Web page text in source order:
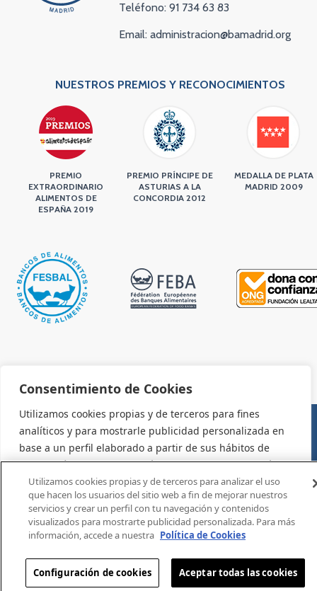
Consentimiento de Cookies
Utilizamos cookies propias y de terceros para fines
analíticos y para mostrarle publicidad personalizada en
base a un perfil elaborado a partir de sus hábitos de
navegación (por ejemplo, páginas visitadas). Para más
información consulte la política de cookies. Puede
aceptar todas las cookies pulsando el botón "Aceptar" o
configurarlas o rechazar su uso pulsando el botón
"Configurar".
Configuración Aceptar
Teléfono: 91 734 63 83
Email: administracion@bamadrid.org
NUESTROS PREMIOS Y RECONOCIMIENTOS
PREMIO
EXTRAORDINARIO
ALIMENTOS DE
ESPAÑA 2019
PREMIO PRÍNCIPE DE
ASTURIAS A LA
CONCORDIA 2012
MEDALLA DE PLATA
MADRID 2009
AVISO LEGAL Y CONDICIONES DE USO
Utilizamos cookies propias y de terceros para analizar el uso
que hacen los usuarios del sitio web a fin de mejorar nuestros
servicios y crear un perfil con tu navegación y contenidos
visualizados para mostrarte publicidad personalizada. Para más
información, accede a nuestra Política de Cookies
Configuración de cookies Aceptar todas las cookies